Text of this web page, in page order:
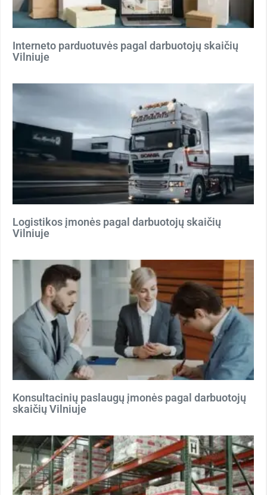
Interneto parduotuvės pagal darbuotojų skaičių
Vilniuje
Logistikos įmonės pagal darbuotojų skaičių
Vilniuje
Konsultacinių paslaugų įmonės pagal darbuotojų
skaičių Vilniuje